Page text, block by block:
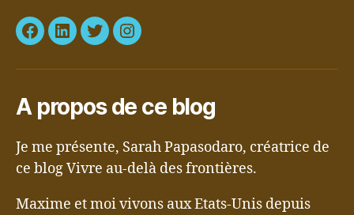
Facebook
LinkedInTwitterInstagram
A propos de ce blog
Je me présente, Sarah Papasodaro, créatrice de
ce blog Vivre au-delà des frontières.
Maxime et moi vivons aux Etats-Unis depuis